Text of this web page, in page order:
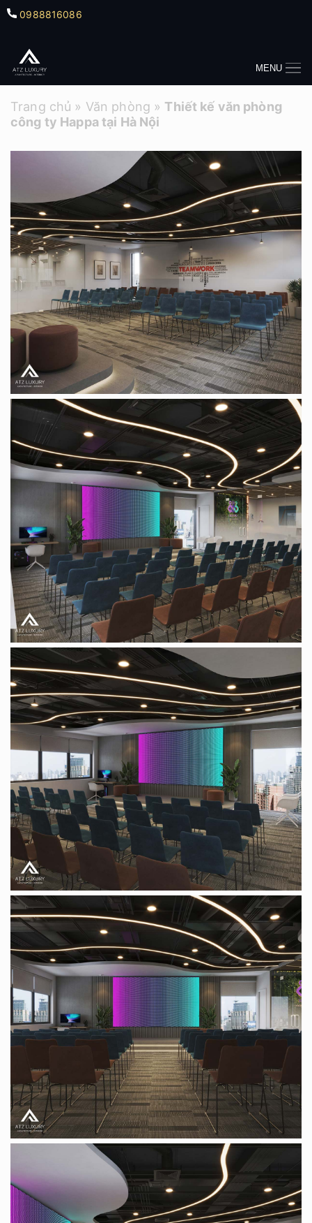
0988816086
MENU
Trang chủ » Văn phòng » Thiết kế văn phòng
công ty Happa tại Hà Nội